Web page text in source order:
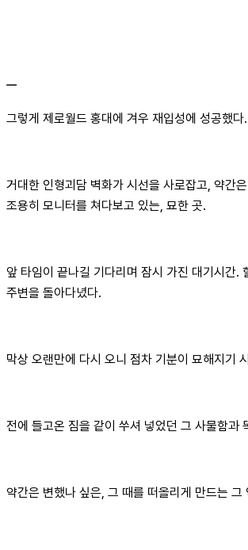
ㅡ
그렇게 제로월드 홍대에 겨우 재입성에 성공했다.
거대한 인형괴담 벽화가 시선을 사로잡고, 약간
조용히 모니터를 쳐다보고 있는, 묘한 곳.
앞 타임이 끝나길 기다리며 잠시 가진 대기시간.
주변을 돌아다녔다.
막상 오랜만에 다시 오니 점차 기분이 묘해지기
전에 들고온 짐을 같이 쑤셔 넣었던 그 사물함과
약간은 변했나 싶은, 그 때를 떠올리게 만드는 그